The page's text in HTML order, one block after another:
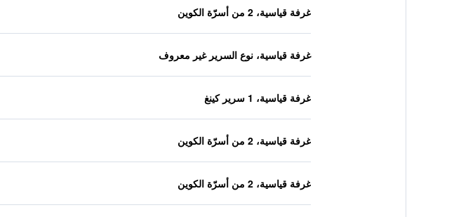
غرفة قياسية، 2 من أسرّة الكوين
غرفة قياسية، نوع السرير غير معروف
غرفة قياسية، 1 سرير كينغ
غرفة قياسية، 2 من أسرّة الكوين
غرفة قياسية، 2 من أسرّة الكوين